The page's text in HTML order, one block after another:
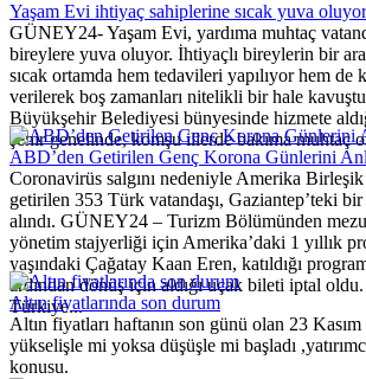
Yaşam Evi ihtiyaç sahiplerine sıcak yuva oluyor
GÜNEY24- Yaşam Evi, yardıma muhtaç
bireylere yuva oluyor. İhtiyaçlı bireylerin bir
sıcak ortamda hem tedavileri yapılıyor hem
verilerek boş zamanları nitelikli bir hale
Büyükşehir Belediyesi bünyesinde hizmete
şehir genelinde, komşu illerde bakıma muhtaç
ABD’den Getirilen Genç Korona Günlerini
Coronavirüs salgını nedeniyle Amerika
getirilen 353 Türk vatandaşı, Gaziantep’teki
alındı. GÜNEY24 – Turizm Bölümünden
yönetim stajyerliği için Amerika’daki 1 yıllık
yaşındaki Çağatay Kaan Eren, katıldığı
ardından dönüş için aldığı uçak bileti iptal
Türkiye...
Altın fiyatlarında son durum
Altın fiyatları haftanın son günü olan 23
yükselişle mi yoksa düşüşle mi başladı
konusu.